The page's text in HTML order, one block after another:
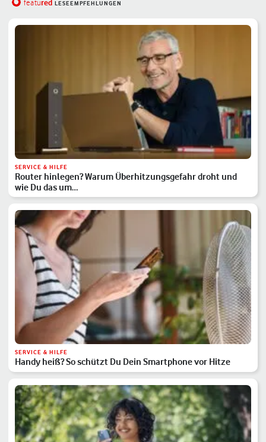
featured LESEEMPFEHLUNGEN
SERVICE & HILFE
Router hinlegen? Warum Überhitzungsgefahr droht und
wie Du das um…
SERVICE & HILFE
Handy heiß? So schützt Du Dein Smartphone vor Hitze